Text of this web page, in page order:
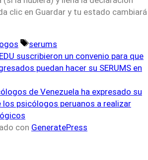
clic en Guardar y tu estado cambiará
Etiquetas
serums
suscribieron un convenio para que
puedan hacer su SERUMS en
de Venezuela ha expresado su
los psicólogos peruanos a realizar
con GeneratePress